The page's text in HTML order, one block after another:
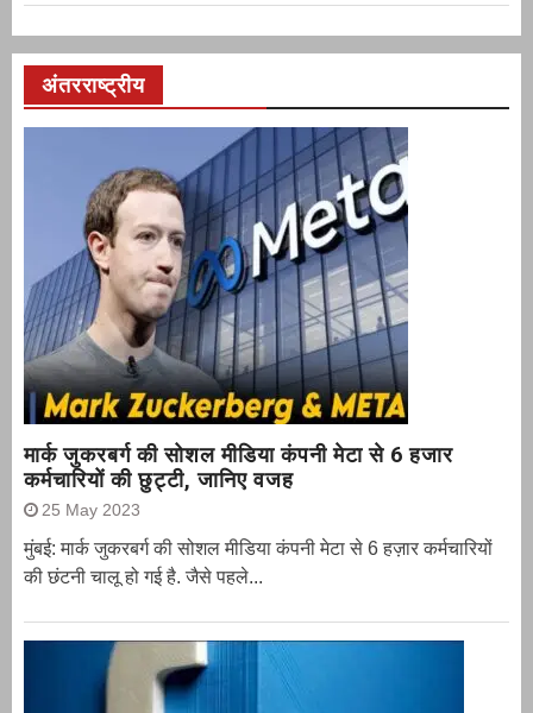
अंतरराष्ट्रीय
मार्क जुकरबर्ग की सोशल मीडिया कंपनी मेटा से 6 हजार
कर्मचारियों की छुट्टी, जानिए वजह
25 May 2023
मुंबई: मार्क जुकरबर्ग की सोशल मीडिया कंपनी मेटा से 6 हज़ार कर्मचारियों
की छंटनी चालू हो गई है. जैसे पहले...